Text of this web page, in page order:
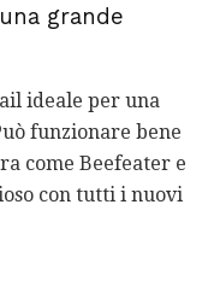
grande
ideale per una
funzionare bene
come Beefeater e
con tutti i nuovi